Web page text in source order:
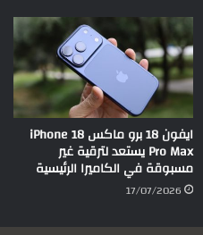
ايفون 18 برو ماكس iPhone 18
Pro Max يستعد لترقية غير
مسبوقة في الكاميرا الرئيسية
17/07/2026